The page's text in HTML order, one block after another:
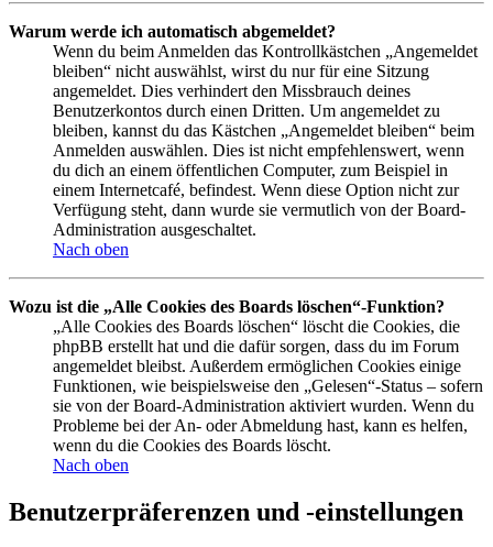
Warum werde ich automatisch abgemeldet?
Wenn du beim Anmelden das Kontrollkästchen „Angemeldet
bleiben“ nicht auswählst, wirst du nur für eine Sitzung
angemeldet. Dies verhindert den Missbrauch deines
Benutzerkontos durch einen Dritten. Um angemeldet zu
bleiben, kannst du das Kästchen „Angemeldet bleiben“ beim
Anmelden auswählen. Dies ist nicht empfehlenswert, wenn
du dich an einem öffentlichen Computer, zum Beispiel in
einem Internetcafé, befindest. Wenn diese Option nicht zur
Verfügung steht, dann wurde sie vermutlich von der Board-
Administration ausgeschaltet.
Nach oben
Wozu ist die „Alle Cookies des Boards löschen“-Funktion?
„Alle Cookies des Boards löschen“ löscht die Cookies, die
phpBB erstellt hat und die dafür sorgen, dass du im Forum
angemeldet bleibst. Außerdem ermöglichen Cookies einige
Funktionen, wie beispielsweise den „Gelesen“-Status – sofern
sie von der Board-Administration aktiviert wurden. Wenn du
Probleme bei der An- oder Abmeldung hast, kann es helfen,
wenn du die Cookies des Boards löscht.
Nach oben
Benutzerpräferenzen und -einstellungen